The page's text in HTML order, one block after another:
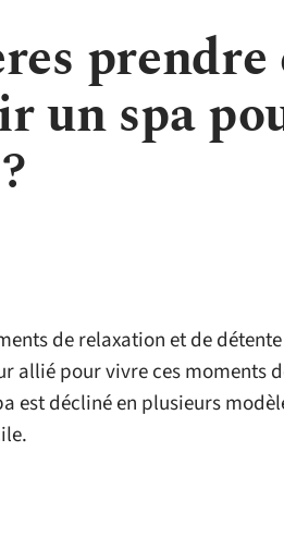
prendre
un spa
de relaxation et de
allié pour vivre ces moments
est décliné en plusieurs